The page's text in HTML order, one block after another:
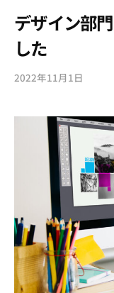
デザイン部
した
2022年11月1日
o
l
g
a
d
e
n